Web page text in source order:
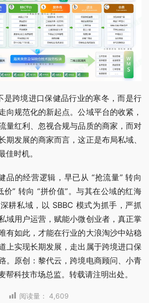
境进口保健品行业的寒冬，而是行
向规范化的新起点。公域平台的收紧，
量红利、忽视合规与品质的商家，而对
期发展的商家而言，这正是布局私域、
佳时机。
经营逻辑，早已从 “抢流量” 转向
价” 转向 “拼价值”。与其在公域的红海
耕私域，以 SBBC 模式为抓手，严抓
域用户运营，赋能小微创业者，真正掌
有如此，才能在行业的大浪淘沙中站稳
上实现长期发展，走出属于跨境进口保
。原创：黎代云，跨境电商顾问、小青
帮科技市场总监。转载请注明出处。
阅读量： 4,609